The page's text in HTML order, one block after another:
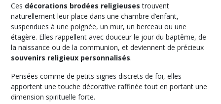
Ces décorations brodées religieuses trouvent
naturellement leur place dans une chambre d’enfant,
suspendues à une poignée, un mur, un berceau ou une
étagère. Elles rappellent avec douceur le jour du baptême, de
la naissance ou de la communion, et deviennent de précieux
souvenirs religieux personnalisés.
Pensées comme de petits signes discrets de foi, elles
apportent une touche décorative raffinée tout en portant une
dimension spirituelle forte.